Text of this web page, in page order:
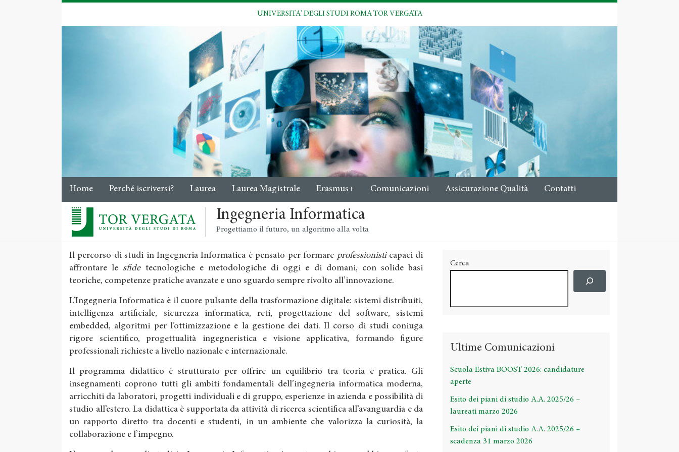
UNIVERSITA' DEGLI STUDI ROMA TOR VERGATA
Home Perché iscriversi? Laurea Laurea Magistrale Erasmus+ Comunicazioni Assicurazione Qualità Contatti
Ingegneria Informatica
Progettiamo il futuro, un algoritmo alla volta
Il percorso di studi in Ingegneria Informatica è pensato per formare professionisticapaci di
affrontare le sfidetecnologiche e metodologiche di oggi e di domani, con solide basi
teoriche, competenze pratiche avanzate e uno sguardo sempre rivolto all’innovazione.
L’Ingegneria Informatica è il cuore pulsante della trasformazione digitale: sistemi distribuiti,
intelligenza artificiale, sicurezza informatica, reti, progettazione del software, sistemi
embedded, algoritmi per l’ottimizzazione e la gestione dei dati. Il corso di studi coniuga
rigore scientifico, progettualità ingegneristica e visione applicativa, formando figure
professionali richieste a livello nazionale e internazionale.
Il programma didattico è strutturato per offrire un equilibrio tra teoria e pratica. Gli
insegnamenti coprono tutti gli ambiti fondamentali dell’ingegneria informatica moderna,
arricchiti da laboratori, progetti individuali e di gruppo, esperienze in azienda e possibilità di
studio all’estero. La didattica è supportata da attività di ricerca scientifica all’avanguardia e da
un rapporto diretto tra docenti e studenti, in un ambiente che valorizza la curiosità, la
collaborazione e l’impegno.
Cerca
Ultime Comunicazioni
Scuola Estiva BOOST 2026: candidature
aperte
Esito dei piani di studio A.A. 2025/26 –
laureati marzo 2026
Esito dei piani di studio A.A. 2025/26 –
scadenza 31 marzo 2026